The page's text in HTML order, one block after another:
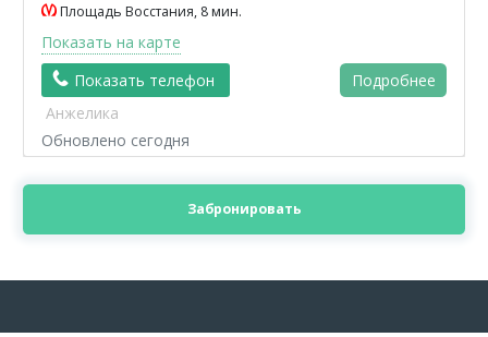
Площадь Восстания, 8 мин.
Показать на карте
Показать телефон
Подробнее
Анжелика
Обновлено сегодня
Забронировать